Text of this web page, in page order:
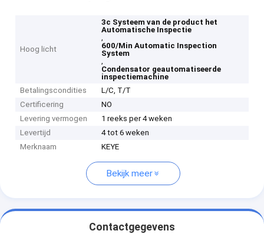
Hoog licht
3c Systeem van de product het
Automatische Inspectie
,
600/Min Automatic Inspection
System
,
Condensator geautomatiseerde
inspectiemachine
Betalingscondities
L/C, T/T
Certificering
NO
Levering vermogen
1 reeks per 4 weken
Levertijd
4 tot 6 weken
Merknaam
KEYE
Bekijk meer
Contactgegevens